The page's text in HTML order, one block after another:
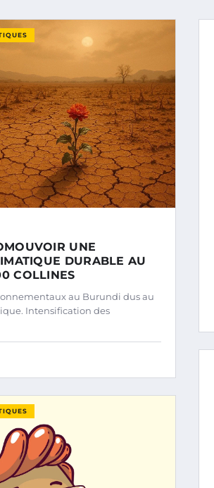
UNE
DURABLE AU
COLLINES
au Burundi dus au
Intensification des